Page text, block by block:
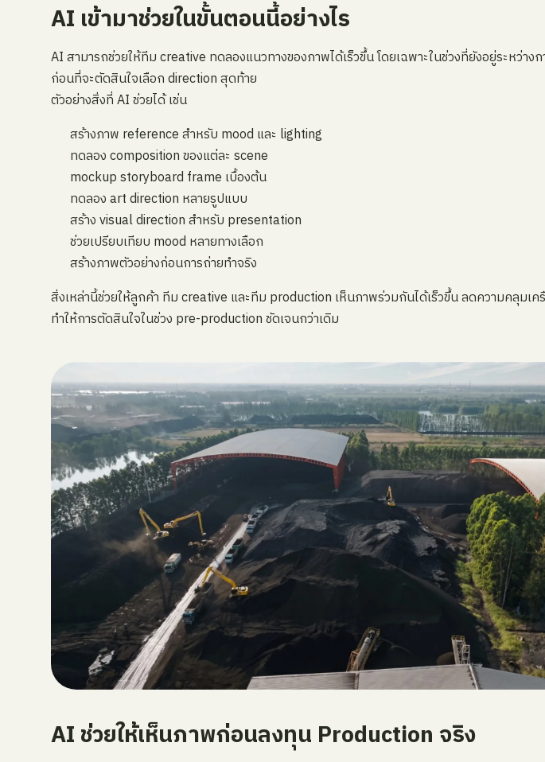
AI เข้ามาช่วยในขั้นตอนนี้อย่างไร
AI สามารถช่วยให้ทีม creative ทดลองแนวทางของภาพได้เร็วขึ้น โดยเฉพาะในช่วงที่ยังอยู่ระหว่าง
ก่อนที่จะตัดสินใจเลือก direction สุดท้าย
ตัวอย่างสิ่งที่ AI ช่วยได้ เช่น
สร้างภาพ reference สำหรับ mood และ lighting
ทดลอง composition ของแต่ละ scene
mockup storyboard frame เบื้องต้น
ทดลอง art direction หลายรูปแบบ
สร้าง visual direction สำหรับ presentation
ช่วยเปรียบเทียบ mood หลายทางเลือก
สร้างภาพตัวอย่างก่อนการถ่ายทำจริง
สิ่งเหล่านี้ช่วยให้ลูกค้า ทีม creative และทีม production เห็นภาพร่วมกันได้เร็วขึ้น ลดความคลุมเครื
ทำให้การตัดสินใจในช่วง pre-production ชัดเจนกว่าเดิม
AI ช่วยให้เห็นภาพก่อนลงทุน Production จริง